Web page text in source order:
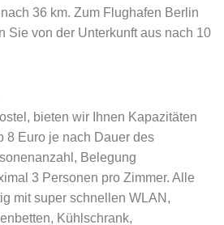
36 km. Zum Flughafen Berlin
Sie von der Unterkunft aus nach 10
bieten wir Ihnen Kapazitäten
8 Euro je nach Dauer des
Belegung
3 Personen pro Zimmer. Alle
mit super schnellen WLAN,
Kühlschrank,